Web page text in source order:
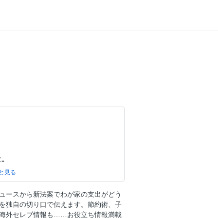
杯
図鑑
ースから新法案でわが家の支出がどう
独自の切り口で伝えます。節約術、子
外セレブ情報も……お役立ち情報満載